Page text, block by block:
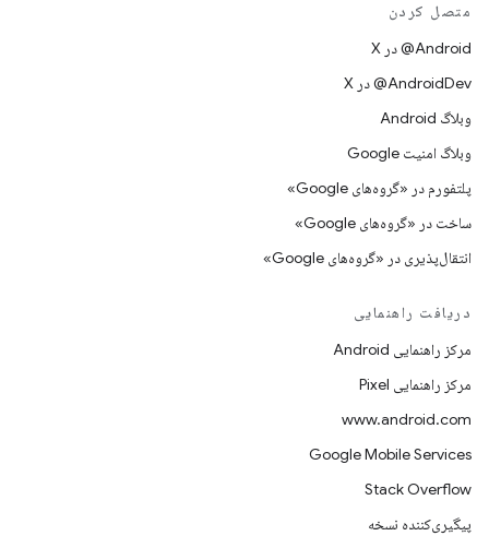
متصل کردن
‫‎@Android در X
‫‎@AndroidDev در X
وبلاگ Android
وبلاگ امنیت Google
پلتفورم در «گروه‌های Google»
ساخت در «گروه‌های Google»
انتقال‌پذیری در «گروه‌های Google»
دریافت راهنمایی
مرکز راهنمایی Android
مرکز راهنمایی Pixel
www.android.com
Google Mobile Services
Stack Overflow
پیگیری‌کننده نسخه